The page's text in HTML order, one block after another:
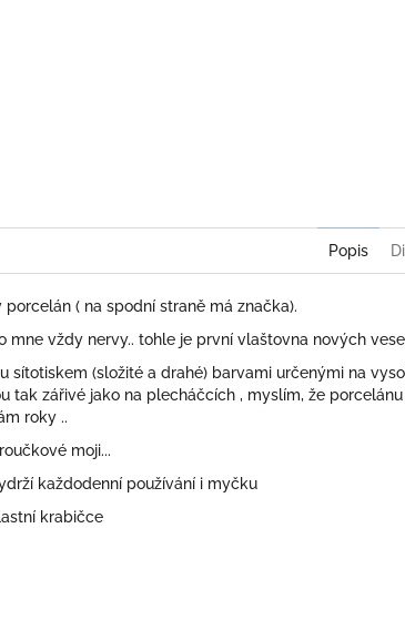
Popis
( na spodní straně má značka).
mne vždy nervy.. tohle je první vlaštovna nových
sítotiskem (složité a drahé) barvami určenými na
tak zářivé jako na plecháčcích , myslím, že
roky ..
moji...
každodenní používání i myčku
krabičce